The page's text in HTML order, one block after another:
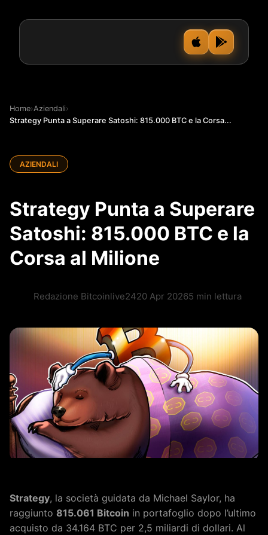
Home›Aziendali›
Strategy Punta a Superare Satoshi: 815.000 BTC e la Corsa...
AZIENDALI
Strategy Punta a Superare
Satoshi: 815.000 BTC e la
Corsa al Milione
Redazione Bitcoinlive2420 Apr 20265 min lettura
Strategy, la società guidata da Michael Saylor, ha
raggiunto 815.061 Bitcoin in portafoglio dopo l’ultimo
acquisto da 34.164 BTC per 2,5 miliardi di dollari. Al